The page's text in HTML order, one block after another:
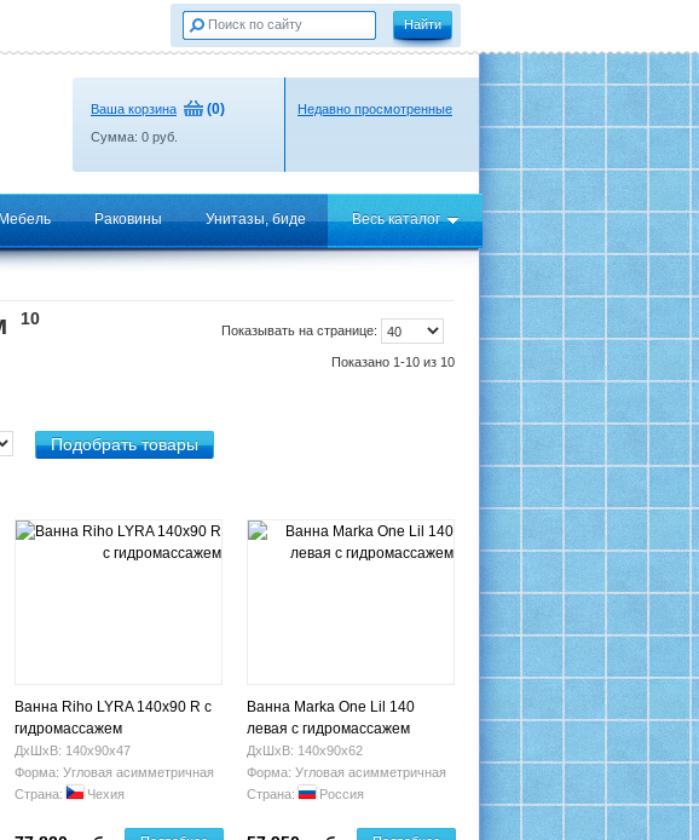
Ваша корзина (0)
Сумма: 0 руб.
Недавно просмотренные
Раковины Унитазы, биде Весь каталог
Показывать на странице:
Показано 1-10 из 10
10
Ванна Riho LYRA 140x90 R с
гидромассажем
ДхШхВ: 140х90х47
Форма: Угловая асимметричная
Страна:
Чехия
Ванна Marka One Lil 140
левая с гидромассажем
ДхШхВ: 140х90х62
Форма: Угловая асимметричная
Страна:
Россия